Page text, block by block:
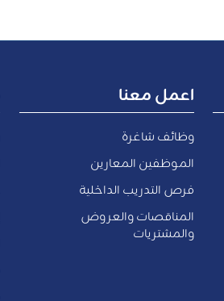
اعمل معنا
وظائف شاغرة
الموظفين المعارين
فرص التدريب الداخلية
المناقصات والعروض
والمشتريات